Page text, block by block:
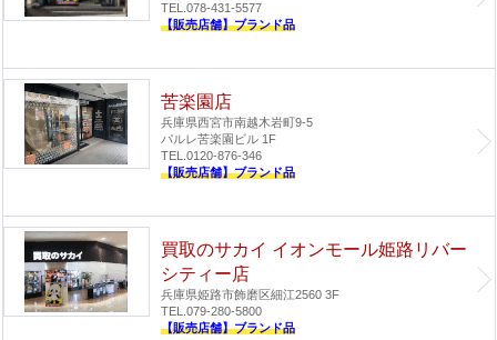
TEL.078-431-5577
【販売店舗】ブランド品
苦楽園店
兵庫県西宮市南越木岩町9-5
パルレ苦楽園ビル 1F
TEL.0120-876-346
【販売店舗】ブランド品
買取のサカイ イオンモール姫路リバー
シティー店
兵庫県姫路市飾磨区細江2560 3F
TEL.079-280-5800
【販売店舗】ブランド品